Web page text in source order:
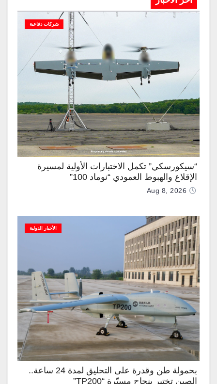
شركات دفاعية
“سيكورسكي” تكمل الاختبارات الأولية لمسيرة
الإقلاع والهبوط العمودي “نوماد 100”
Aug 8, 2026
الأخبار الدولية
بحمولة طن وقدرة على التحليق لمدة 24 ساعة..
الصين تختبر بنجاح مسيّرة “TP200”